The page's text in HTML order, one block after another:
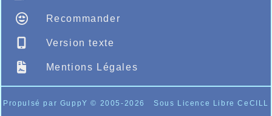
Recommander
Version texte
Mentions Légales
Propulsé par GuppY© 2005-2026 Sous Licence Libre CeCILL